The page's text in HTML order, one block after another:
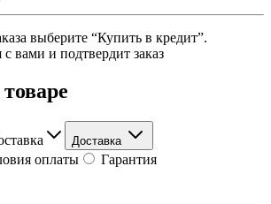
выберите “Купить в кредит”.
вами и подтвердит заказ
Доставка
оплаты Гарантия